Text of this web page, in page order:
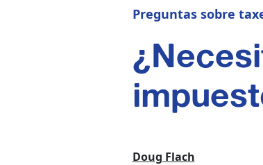
Preguntas sobre
Doug Flach